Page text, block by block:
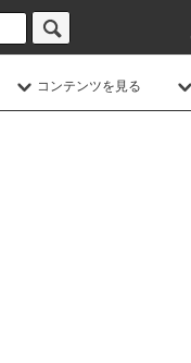
コンテンツを見る